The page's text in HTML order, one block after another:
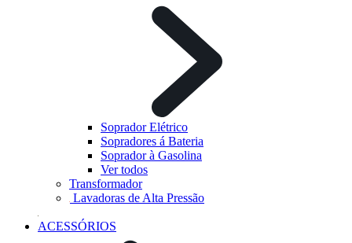
Soprador Elétrico
Sopradores á Bateria
Soprador à Gasolina
Ver todos
Transformador
Lavadoras de Alta Pressão
ACESSÓRIOS